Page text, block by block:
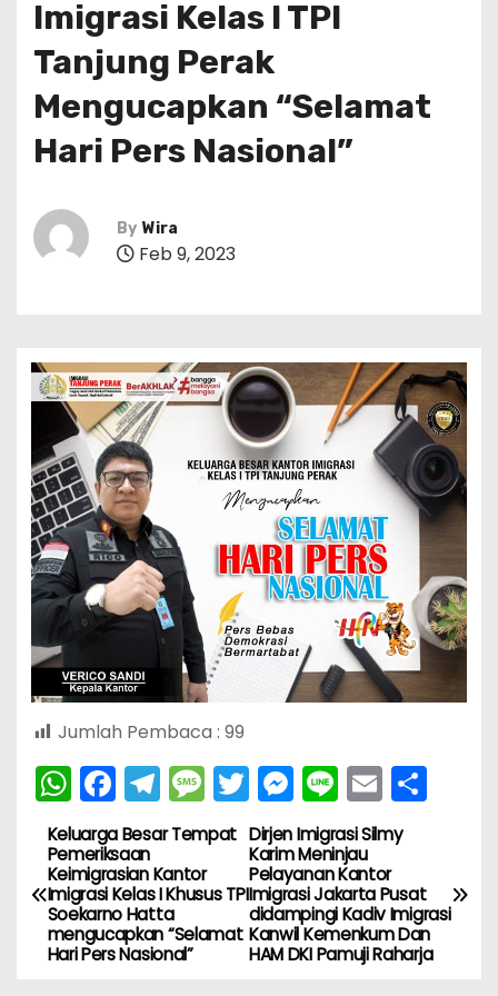
Imigrasi Kelas I TPI
Tanjung Perak
Mengucapkan “Selamat
Hari Pers Nasional”
By Wira
Feb 9, 2023
Jumlah Pembaca : 99
W
h
a
ts
A
p
F
a
c
e
b
o
T
el
e
gr
a
m
M
e
s
s
a
T
w
itt
er
M
e
s
s
e
n
Li
n
e
E
m
ai
l
S
e
N
a
v
Dirjen Imigrasi Silmy
Karim Meninjau
Pelayanan Kantor
Imigrasi Jakarta Pusat
didampingi Kadiv Imigrasi
Kanwil Kemenkum Dan
HAM DKI Pamuji Raharja
Keluarga Besar Tempat
Pemeriksaan
Keimigrasian Kantor
Imigrasi Kelas I Khusus TPI
Soekarno Hatta
mengucapkan “Selamat
Hari Pers Nasional”